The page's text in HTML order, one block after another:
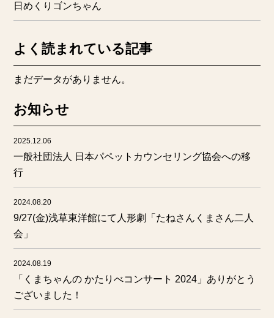
日めくりゴンちゃん
よく読まれている記事
まだデータがありません。
お知らせ
2025.12.06
一般社団法人 日本パペットカウンセリング協会への移
行
2024.08.20
9/27(金)浅草東洋館にて人形劇「たねさんくまさん二人
会」
2024.08.19
「くまちゃんの かたりべコンサート 2024」ありがとう
ございました！